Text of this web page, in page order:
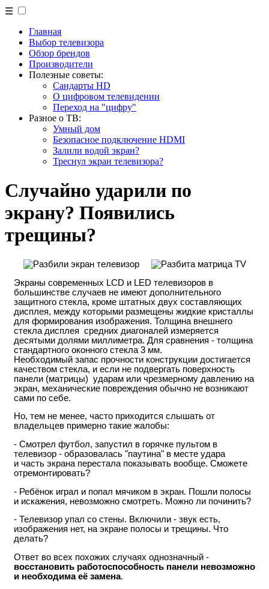
☰
Главная
Выбор телевизора
Обзор брендов
Производители
Полезные советы:
Сандарты HD
О цифровом телевидении
Переход на "цифру"
Разное о ТВ:
Умный дом
Безопасное подключение HDMI
Залили водой экран?
Треснул экран телевизора?
Случайно ударили по
экрану? Появились
трещины?
Экраны современных LCD и LED телевизоров в
большинстве случаев не имеют дополнительного
защитного стекла, кроме штатных двух составляющих
дисплея, между которыми размещены жидкие кристаллы
для формирования изображения. Толщина внешнего
стекла дисплея средних диагоналей измеряется
десятыми долями миллиметра. Для сравнения - толщина
стандартного оконного стекла 3 мм.
Необходимый запас прочности конструкции достигается
качеством стекла, и если не подвергать поверхность
панели (матрицы) ударам или чрезмерному давлению на
экран, механические повреждения обычно не возникают
сами по себе.
Но, тем не менее, часто приходится слышать от
владельцев примерно такие жалобы:
- Смотрел футбол, запустил в горячке пультом в
телевизор - образовалась "паутина" в месте удара
и часть экрана перестала показывать вообще. Сможете
отремонтировать?
- Ребёнок играл и попал мячиком в экран. Пошли полосы
и искажения, невозможно смотреть. Можно ли починить?
- Телевизор упал со стены. Включили - звук есть,
изображения нет, на экране полосы и трещины. Что
делать?
Ответ во всех похожих случаях однозначный -
восстановить работоспособность панели невозможно
и необходима её замена.